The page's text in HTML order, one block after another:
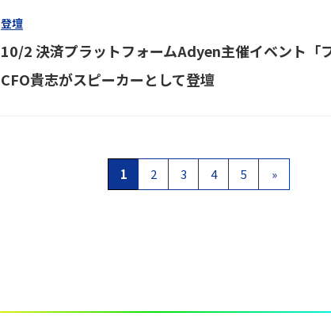
登壇
10/2 決済プラットフォームAdyen主催イベント「
CFO貴志がスピーカーとして登壇
1 2 3 4 5 »